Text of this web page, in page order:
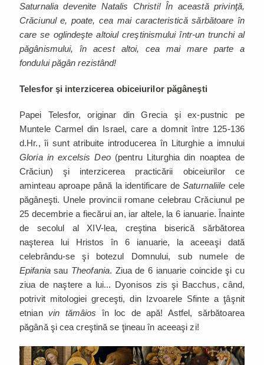
Saturnalia devenite Natalis Christi! În această privinţă,
Crăciunul e, poate, cea mai caracteristică sărbătoare în
care se oglindeşte altoiul creştinismului într-un trunchi al
păgânismului, în acest altoi, cea mai mare parte a
fondului păgân rezistând!
Telesfor şi interzicerea obiceiurilor păgâneşti
Papei Telesfor, originar din Grecia şi ex-pustnic pe
Muntele Carmel din Israel, care a domnit între 125-136
d.Hr., îi sunt atribuite introducerea în Liturghie a imnului
Gloria in excelsis Deo(pentru Liturghia din noaptea de
Crăciun) şi interzicerea practicării obiceiurilor ce
aminteau aproape până la identificare deSaturnaliile cele
păgâneşti. Unele provincii romane celebrau Crăciunul pe
25 decembrie a fiecărui an, iar altele, la 6 ianuarie. Înainte
de secolul al XIV-lea, creştina biserică sărbătorea
naşterea lui Hristos în 6 ianuarie, la aceeaşi dată
celebrându-se şi botezul Domnului, sub numele de
Epifaniasau Theofania. Ziua de 6 ianuarie coincide şi cu
ziua de naştere a lui... Dyonisos zis şi Bacchus, când,
potrivit mitologiei greceşti, din Izvoarele Sfinte a ţâşnit
etnian vin tămâios în loc de apă! Astfel, sărbătoarea
păgână şi cea creştină se ţineau în aceeaşi zi!